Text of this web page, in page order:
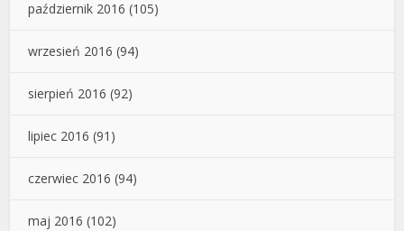
październik 2016 (105)
wrzesień 2016 (94)
sierpień 2016 (92)
lipiec 2016 (91)
czerwiec 2016 (94)
maj 2016 (102)